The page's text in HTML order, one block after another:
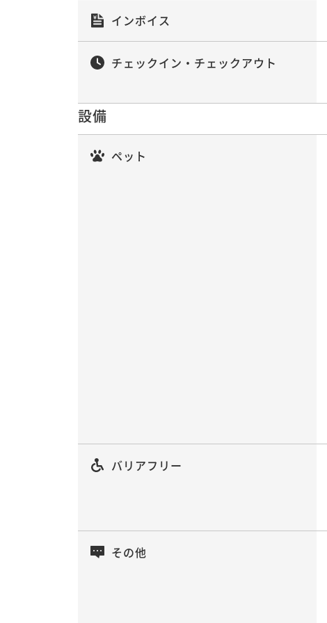
インボイス
チェックイン・チェックアウト
設備
ペット
バリアフリー
その他